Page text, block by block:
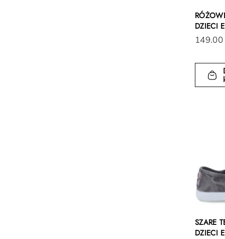
DZIECI
149.00
SZARE
DZIECI